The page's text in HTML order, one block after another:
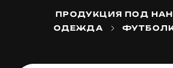
ПРОДУКЦИЯ ПОД
ОДЕЖДА